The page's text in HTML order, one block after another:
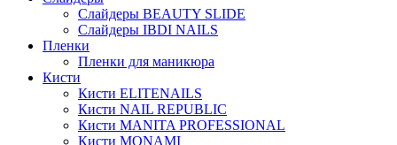
Слайдеры BEAUTY SLIDE
Слайдеры IBDI NAILS
Пленки
Пленки для маникюра
Кисти
Кисти ELITENAILS
Кисти NAIL REPUBLIC
Кисти MANITA PROFESSIONAL
Кисти MONAMI